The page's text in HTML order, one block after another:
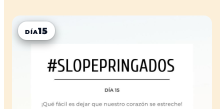
DÍA15